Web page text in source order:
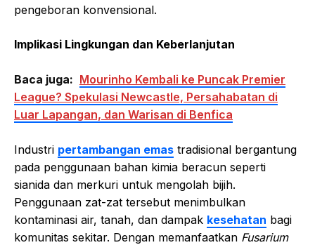
pengeboran konvensional.
Implikasi Lingkungan dan Keberlanjutan
Baca juga: Mourinho Kembali ke Puncak Premier
League? Spekulasi Newcastle, Persahabatan di
Luar Lapangan, dan Warisan di Benfica
Industri pertambangan emas tradisional bergantung
pada penggunaan bahan kimia beracun seperti
sianida dan merkuri untuk mengolah bijih.
Penggunaan zat-zat tersebut menimbulkan
kontaminasi air, tanah, dan dampak kesehatan bagi
komunitas sekitar. Dengan memanfaatkan Fusarium